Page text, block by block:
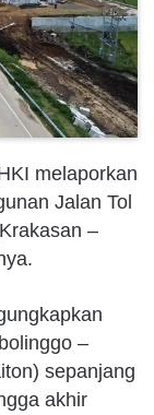
melaporkan
Jalan Tol
–
–
sepanjang
akhir